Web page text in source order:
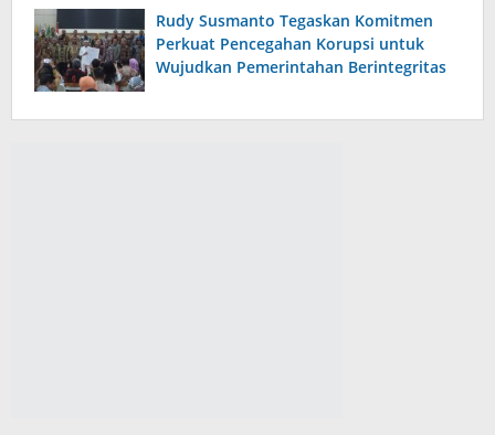
Rudy Susmanto Tegaskan Komitmen
Perkuat Pencegahan Korupsi untuk
Wujudkan Pemerintahan Berintegritas